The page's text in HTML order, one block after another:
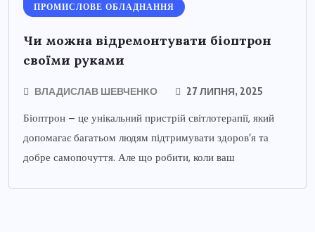
ПРОМИСЛОВЕ ОБЛАДНАННЯ
Чи можна відремонтувати біоптрон
своїми руками
ВЛАДИСЛАВ ШЕВЧЕНКО 27 ЛИПНЯ, 2025
Біоптрон – це унікальний пристрій світлотерапії, який
допомагає багатьом людям підтримувати здоров’я та
добре самопочуття. Але що робити, коли ваш